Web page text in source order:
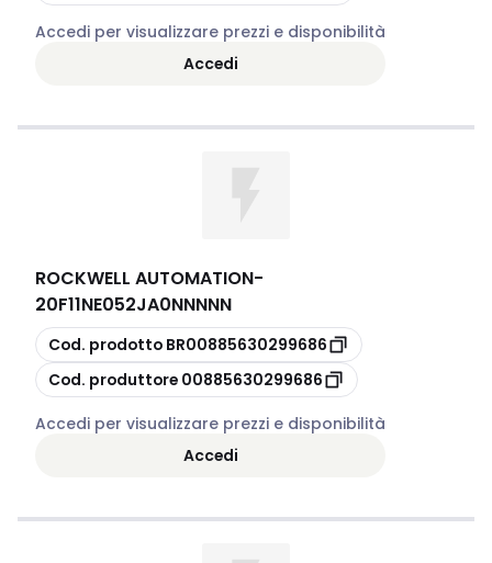
Accedi per visualizzare prezzi e disponibilità
Accedi
ROCKWELL AUTOMATION-
20F11NE052JA0NNNNN
copia
Cod. prodotto BR00885630299686
copia
Cod. produttore 00885630299686
Accedi per visualizzare prezzi e disponibilità
Accedi